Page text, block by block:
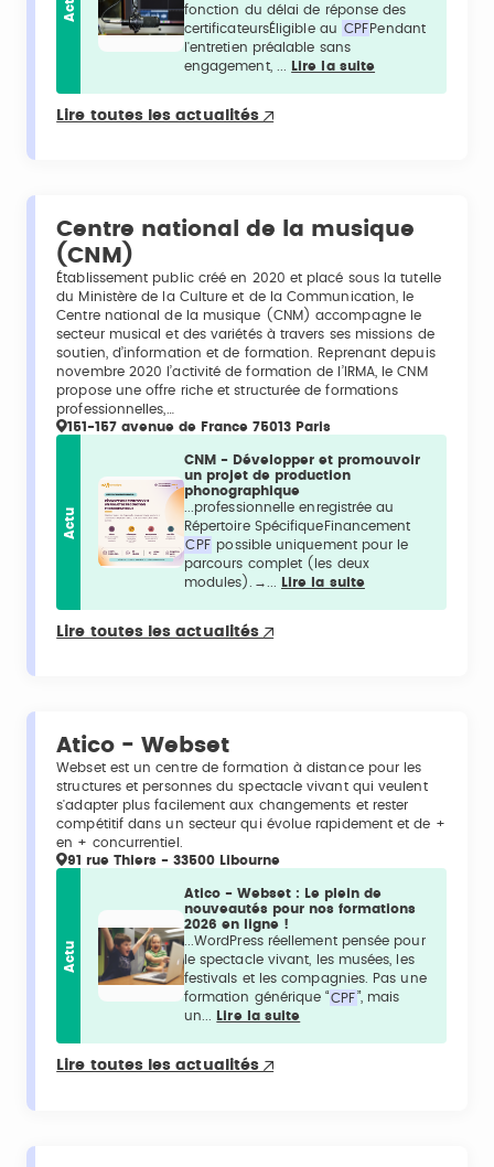
fonction du délai de réponse des
certificateursÉligible au CPF Pendant
l'entretien préalable sans
engagement, ...
Lire la suite
Lire toutes les actualités
Centre national de la musique
(CNM)
Établissement public créé en 2020 et placé sous la tutelle
du Ministère de la Culture et de la Communication, le
Centre national de la musique (CNM) accompagne le
secteur musical et des variétés à travers ses missions de
soutien, d’information et de formation. Reprenant depuis
novembre 2020 l’activité de formation de l’IRMA, le CNM
propose une offre riche et structurée de formations
professionnelles,…
151-157 avenue de France 75013 Paris
Actu
CNM - Développer et promouvoir
un projet de production
phonographique
...professionnelle enregistrée au
Répertoire SpécifiqueFinancement
CPF possible uniquement pour le
parcours complet (les deux
modules).→...
Lire la suite
Lire toutes les actualités
Atico - Webset
Webset est un centre de formation à distance pour les
structures et personnes du spectacle vivant qui veulent
s'adapter plus facilement aux changements et rester
compétitif dans un secteur qui évolue rapidement et de +
en + concurrentiel.
91 rue Thiers - 33500 Libourne
Actu
Atico - Webset : Le plein de
nouveautés pour nos formations
2026 en ligne !
...WordPress réellement pensée pour
le spectacle vivant, les musées, les
festivals et les compagnies. Pas une
formation générique “CPF”, mais
un...
Lire la suite
Lire toutes les actualités